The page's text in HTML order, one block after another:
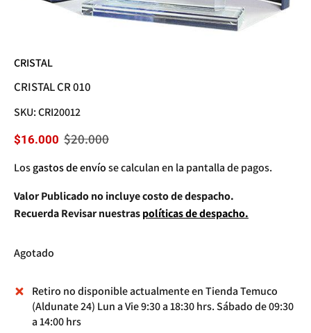
CRISTAL
CRISTAL CR 010
SKU:CRI20012
$16.000 $20.000
Losgastos de envíose calculan en la pantalla de pagos.
Valor Publicado no incluye costo de despacho.
Recuerda Revisar nuestraspolíticas de despacho.
Agotado
Retiro no disponible actualmente enTienda Temuco
(Aldunate 24) Lun a Vie 9:30 a 18:30 hrs. Sábado de 09:30
a 14:00 hrs